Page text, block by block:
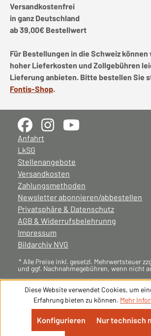
Versandkostenfrei
in ganz Deutschland
ab 39,00€ Bestellwert
Für Bestellungen in die Schweiz
hoher Lieferkosten und Zollgebühren
Lieferung anbieten. Bitte bestellen Sie
Fontis-Shop.
Anfahrt
LkSG
Stellenangebote
Versandkosten
Zahlungsmethoden
Newsletter abonnieren/abbestellen
Privatsphäre & Datenschutz
AGB & Widerrufsbelehrunng
Impressum
Bildarchiv NVG
* Alle Preise inkl. gesetzl. Mehrwertsteuer
und ggf. Nachnahmegebühren, wenn nicht
Diese Website verwendet Cookies, um
Erfahrung bieten zu können. Mehr
Nur technisch
Konfigurieren